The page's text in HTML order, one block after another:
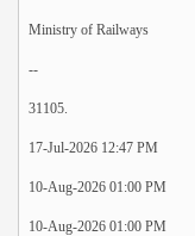
Ministry of Railways
--
31105.
17-Jul-2026 12:47 PM
10-Aug-2026 01:00 PM
10-Aug-2026 01:00 PM